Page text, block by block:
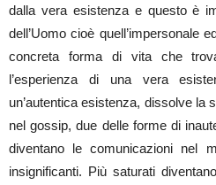
dalla vera esistenza e questo è
dell’Uomo cioè quell’impersonale
concreta forma di vita che
l’esperienza di una vera
un’autentica esistenza, dissolve la
nel gossip, due delle forme di
diventano le comunicazioni nel
insignificanti. Più saturati